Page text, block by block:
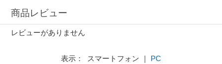
商品レビュー
レビューがありません
表示： スマートフォン ｜ PC